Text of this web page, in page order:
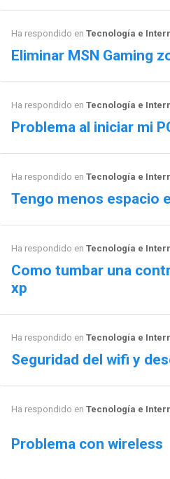
Ha respondido en Tecnología e
Eliminar MSN Gaming
Ha respondido en Tecnología e
Problema al iniciar mi
Ha respondido en Tecnología e
Tengo menos espacio
Ha respondido en Tecnología e
Como tumbar una
xp
Ha respondido en Tecnología e
Seguridad del wifi y
Ha respondido en Tecnología e
Problema con wireless